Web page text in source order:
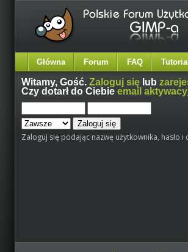
Główna Forum FAQ
Witamy, Gość. Zaloguj się lub
Czy dotarł do Ciebie email
Zaloguj się podając nazwę użytkownika, hasło i